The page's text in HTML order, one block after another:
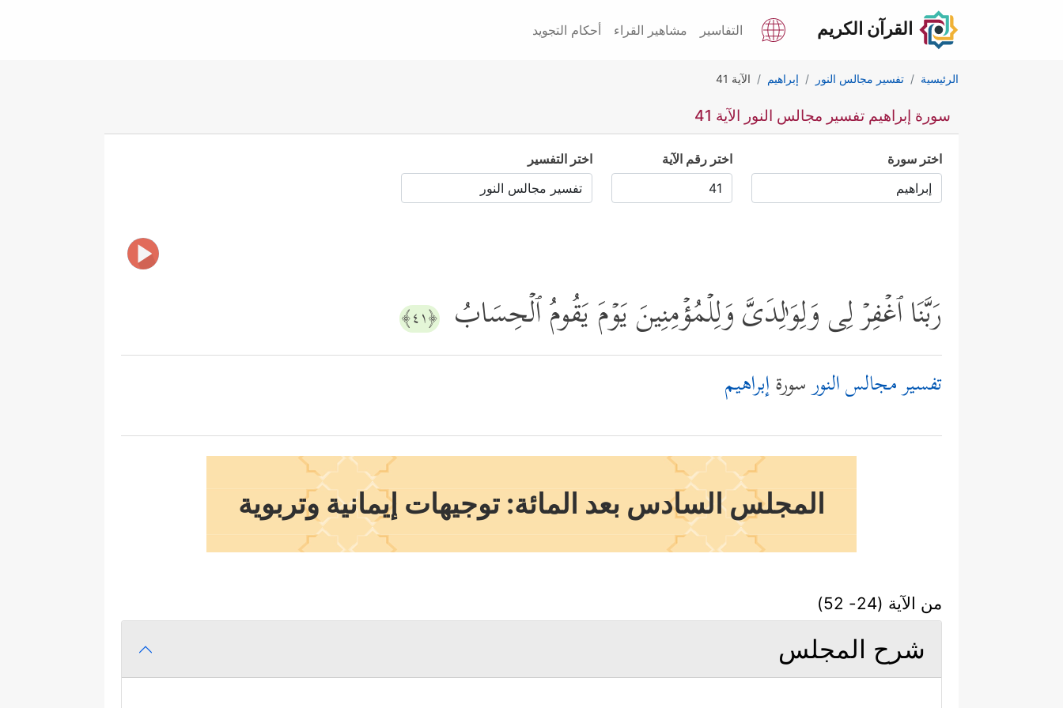
القرآن الكريم التفاسير مشاهير القراء أحكام التجويد
الرئيسية تفسير مجالس النور إبراهيم الآية 41
سورة إبراهيم تفسير مجالس النور الآية 41
اختر سورة اختر رقم الآية اختر التفسير
رَبَّنَا ٱغۡفِرۡ لِی وَلِوَ ٰ⁠لِدَیَّ وَلِلۡمُؤۡمِنِینَ یَوۡمَ یَقُومُ ٱلۡحِسَابُ ﴿٤١﴾
تفسير مجالس النورسورةإبراهيم
المجلس السادس بعد المائة: توجيهات إيمانية وتربوية
من الآية (24- 52)
شرح المجلس